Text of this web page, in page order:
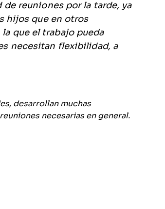
reuniones por la tarde, ya
hijos que en otros
que el trabajo pueda
necesitan flexibilidad, a
desarrollan muchas
necesarias en general.